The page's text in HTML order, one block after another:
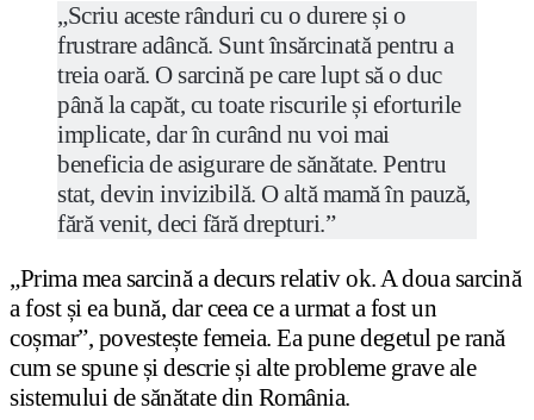
„Scriu aceste rânduri cu o durere și o
frustrare adâncă. Sunt însărcinată pentru a
treia oară. O sarcină pe care lupt să o duc
până la capăt, cu toate riscurile și eforturile
implicate, dar în curând nu voi mai
beneficia de asigurare de sănătate. Pentru
stat, devin invizibilă. O altă mamă în pauză,
fără venit, deci fără drepturi.”
„Prima mea sarcină a decurs relativ ok. A doua sarcină
a fost și ea bună, dar ceea ce a urmat a fost un
coșmar”, povestește femeia. Ea pune degetul pe rană
cum se spune și descrie și alte probleme grave ale
sistemului de sănătate din România.